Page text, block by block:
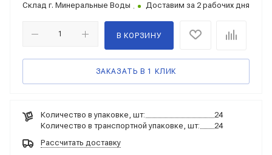
Склад г. Минеральные Воды Доставим за 2 рабочих дня
В КОРЗИНУ
ЗАКАЗАТЬ В 1 КЛИК
Количество в упаковке, шт:
24
Количество в транспортной упаковке, шт:
24
Рассчитать доставку